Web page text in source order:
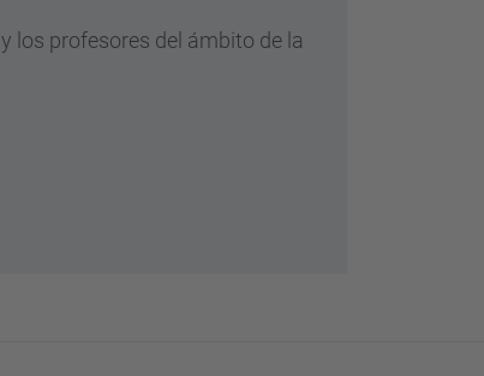
y los profesores del ámbito de la